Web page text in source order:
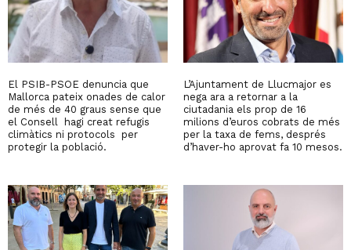
El PSIB-PSOE denuncia que
Mallorca pateix onades de calor
de més de 40 graus sense que
el Consell hagi creat refugis
climàtics ni protocols per
protegir la població.
L’Ajuntament de Llucmajor es
nega ara a retornar a la
ciutadania els prop de 16
milions d’euros cobrats de més
per la taxa de fems, després
d’haver-ho aprovat fa 10 mesos.